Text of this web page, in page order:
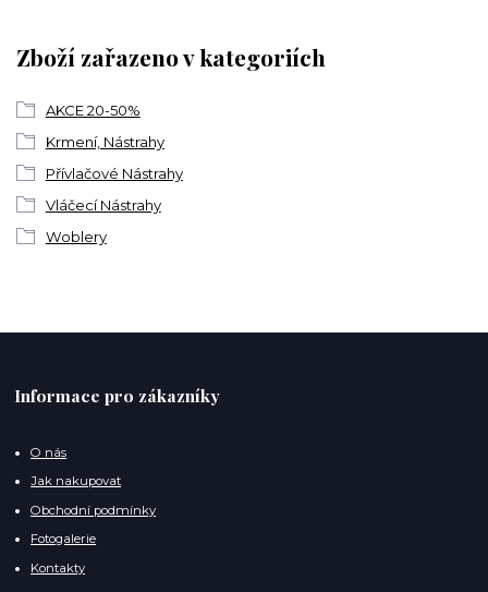
Zboží zařazeno v kategoriích
AKCE 20-50%
Krmení, Nástrahy
Přívlačové Nástrahy
Vláčecí Nástrahy
Woblery
Informace pro zákazníky
O nás
Jak nakupovat
Obchodní podmínky
Fotogalerie
Kontakty